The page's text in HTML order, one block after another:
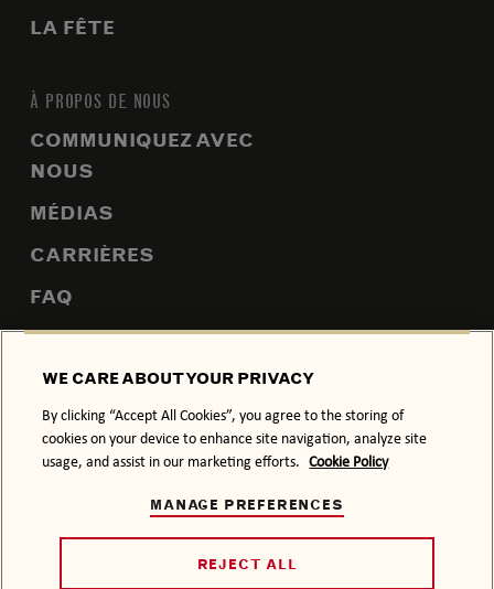
LA FÊTE
À PROPOS DE NOUS
COMMUNIQUEZ AVEC
NOUS
MÉDIAS
CARRIÈRES
FAQ
PLAN DU SITE
POLITIQUE DE CONFIDENTIALITÉ
POLITIQUE SUR LES TÉMOINS
À CONSOMMER AVEC MODÉRATION.
CHAUVE-SOURIS SONT DES MARQUES DE COMMERCE DE
WE CARE ABOUT YOUR PRIVACY
By clicking “Accept All Cookies”, you agree to the storing of
cookies on your device to enhance site navigation, analyze site
usage, and assist in our marketing efforts. Cookie Policy
MANAGE PREFERENCES
REJECT ALL